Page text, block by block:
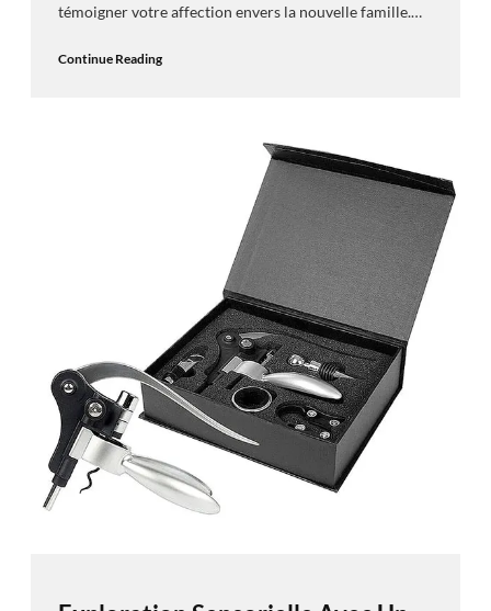
témoigner votre affection envers la nouvelle famille.…
Continue Reading